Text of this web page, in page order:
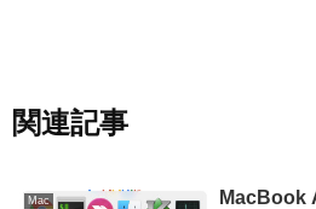
関連記事
Mac
MacBook